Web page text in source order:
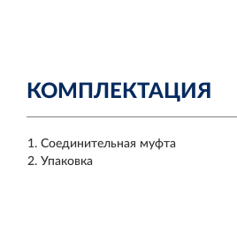
КОМПЛЕКТАЦИЯ
Соединительная муфта
Упаковка